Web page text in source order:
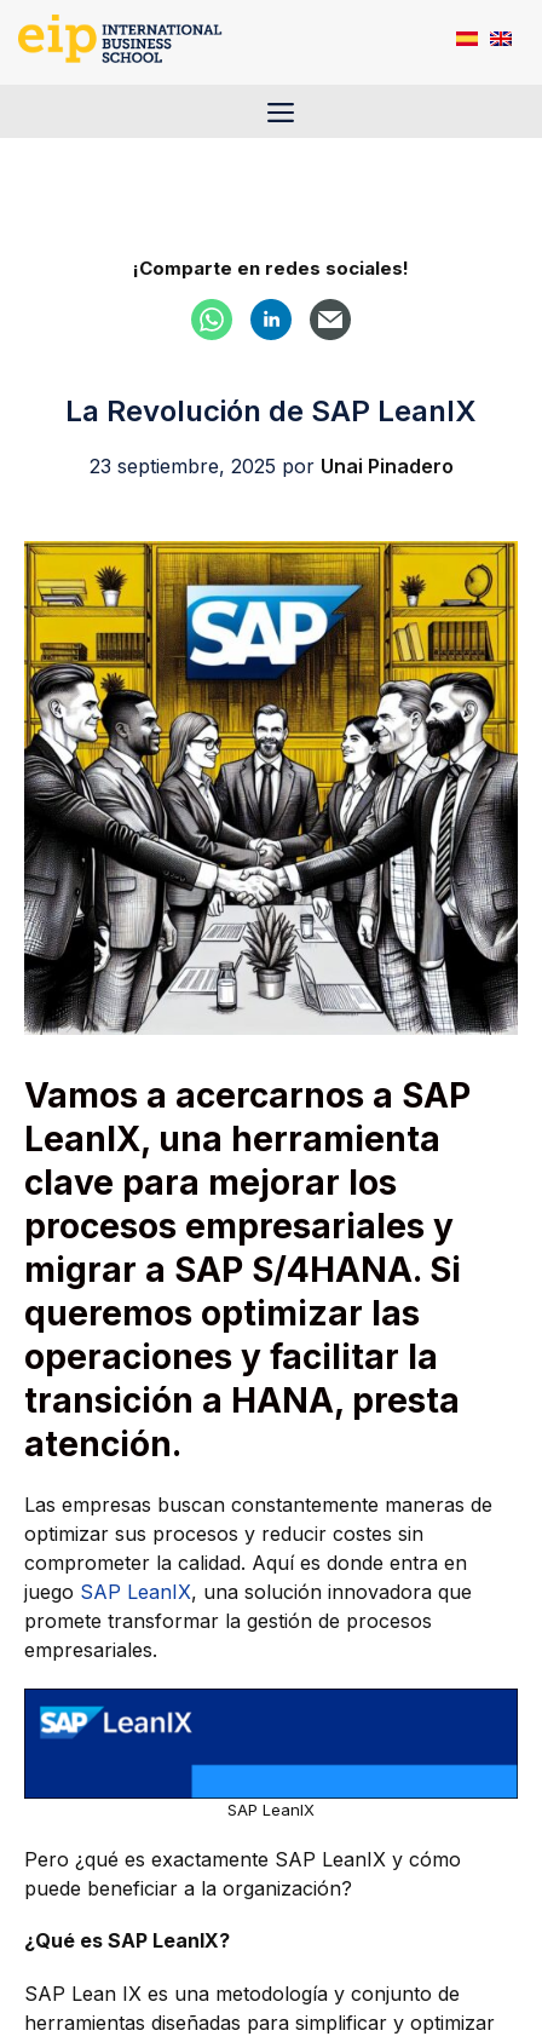
Saltar
Menú
¡Comparte en redes sociales!
La Revolución de SAP LeanIX
23 septiembre, 2025 por Unai Pinadero
Vamos a acercarnos a SAP
LeanIX, una herramienta
clave para mejorar los
procesos empresariales y
migrar a SAP S/4HANA. Si
queremos optimizar las
operaciones y facilitar la
transición a HANA, presta
atención.
Las empresas buscan constantemente maneras de
optimizar sus procesos y reducir costes sin
comprometer la calidad. Aquí es donde entra en
juego SAP LeanIX, una solución innovadora que
promete transformar la gestión de procesos
empresariales.
SAP LeanIX
Pero ¿qué es exactamente SAP LeanIX y cómo
puede beneficiar a la organización?
¿Qué es SAP LeanIX?
SAP Lean IX es una metodología y conjunto de
herramientas diseñadas para simplificar y optimizar